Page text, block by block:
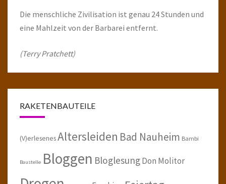
Die menschliche Zivilisation ist genau 24 Stunden und
eine Mahlzeit von der Barbarei entfernt.
(Terry Pratchett)
RAKETENBAUTEILE
(V)erlesenesAltersleiden Bad Nauheim Bambi
Baustelle Bloggen BloglesungDon Molitor